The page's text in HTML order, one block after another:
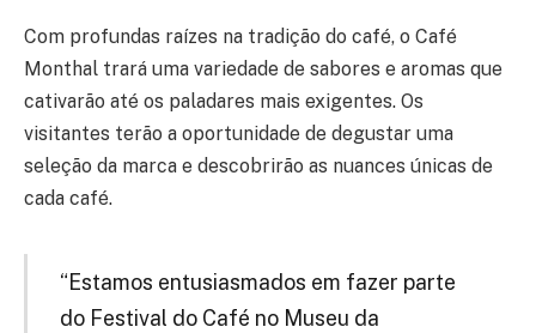
Com profundas raízes na tradição do café, o Café
Monthal trará uma variedade de sabores e aromas que
cativarão até os paladares mais exigentes. Os
visitantes terão a oportunidade de degustar uma
seleção da marca e descobrirão as nuances únicas de
cada café.
“Estamos entusiasmados em fazer parte
do Festival do Café no Museu da